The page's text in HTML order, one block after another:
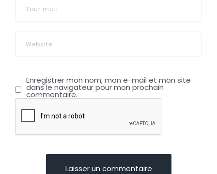
Enregistrer mon nom, mon e-mail et mon site
dans le navigateur pour mon prochain
commentaire.